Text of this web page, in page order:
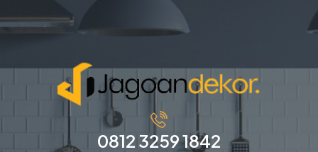
0812 3259 1842